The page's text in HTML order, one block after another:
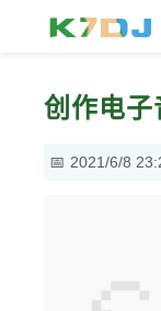
创作电子
2021/6/8